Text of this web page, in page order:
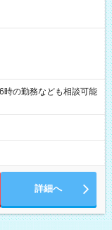
の勤務なども相談可能
詳細へ